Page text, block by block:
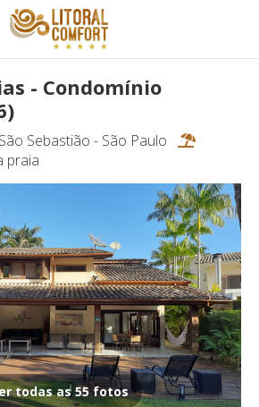
- Condomínio
Sebastião - São Paulo
praia
todas as 55 fotos